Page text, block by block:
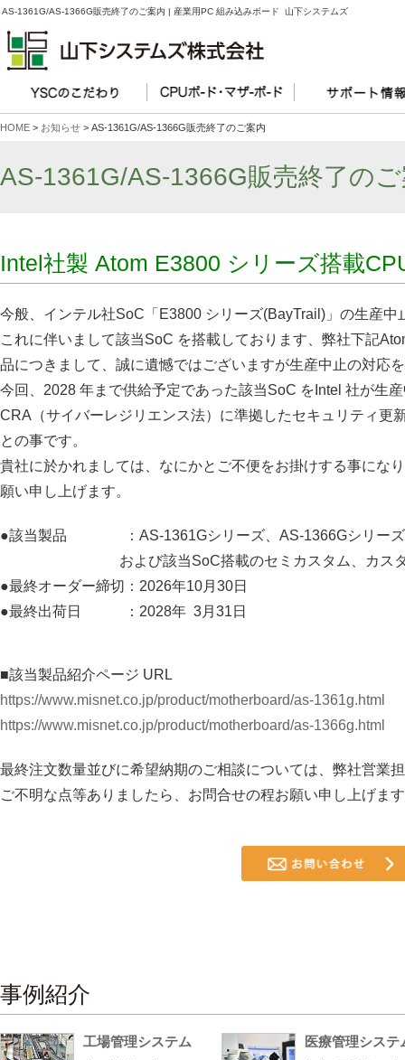
AS-1361G/AS-1366G販売終了のご案内 | 産業用PC 組み込みボード 山下システムズ
HOME > お知らせ > AS-1361G/AS-1366G販売終了のご案内
AS-1361G/AS-1366G販売終了の
Intel社製 Atom E3800 シリーズ搭載
今般、インテル社SoC「E3800 シリーズ(BayTrail)」の生産中
これに伴いまして該当SoC を搭載しております、弊社下記
品につきまして、誠に遺憾ではございますが生産中止の対応
今回、2028 年まで供給予定であった該当SoC をIntel 社が生
CRA（サイバーレジリエンス法）に準拠したセキュリティ更
との事です。
貴社に於かれましては、なにかとご不便をお掛けする事にな
願い申し上げます。
●該当製品 ：AS-1361Gシリーズ、AS-1366Gシリー
および該当SoC搭載のセミカスタム、カスタ
●最終オーダー締切：2026年10月30日
●最終出荷日 ：2028年 3月31日
■該当製品紹介ページ URL
https://www.misnet.co.jp/product/motherboard/as-1361g.html
https://www.misnet.co.jp/product/motherboard/as-1366g.html
最終注文数量並びに希望納期のご相談については、弊社
ご不明な点等ありましたら、お問合せの程お願い申し上げま
事例紹介
工場管理システム 医療管理システ